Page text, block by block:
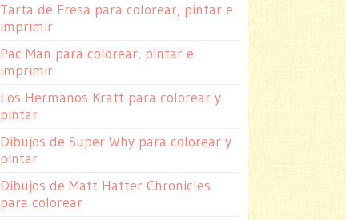
Tarta de Fresa para colorear, pintar e
imprimir
Pac Man para colorear, pintar e
imprimir
Los Hermanos Kratt para colorear y
pintar
Dibujos de Super Why para colorear y
pintar
Dibujos de Matt Hatter Chronicles
para colorear